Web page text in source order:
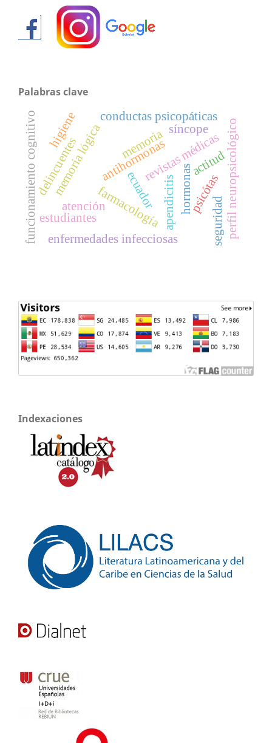
Palabras clave
memoria lógicaantihormonas
hormonas
farmacología
revistas médicas
enfermedades infecciosas
apendicitis perfil neuropsicológico
atención
memoria
conductas psicopáticas
funcionamiento cognitivodelincuentes psicótas
síncope
seguridad
ecuador
actitud
higiene
estudiantes
Indexaciones